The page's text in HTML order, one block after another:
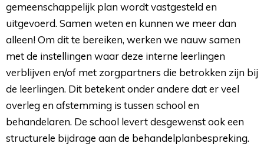
gemeenschappelijk plan wordt vastgesteld en
uitgevoerd. Samen weten en kunnen we meer dan
alleen! Om dit te bereiken, werken we nauw samen
met de instellingen waar deze interne leerlingen
verblijven en/of met zorgpartners die betrokken zijn bij
de leerlingen. Dit betekent onder andere dat er veel
overleg en afstemming is tussen school en
behandelaren. De school levert desgewenst ook een
structurele bijdrage aan de behandelplanbespreking.